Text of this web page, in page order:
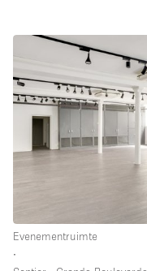
Evenementruimte
∙